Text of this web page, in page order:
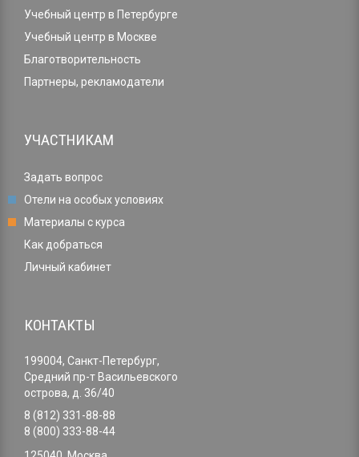
Учебный центр в Петербурге
Учебный центр в Москве
Благотворительность
Партнеры, рекламодатели
УЧАСТНИКАМ
Задать вопрос
Отели на особых условиях
Материалы с курса
Как добраться
Личный кабинет
КОНТАКТЫ
199004, Санкт-Петербург,
Средний пр-т Васильевского
острова, д. 36/40
8 (812) 331-88-88
8 (800) 333-88-44